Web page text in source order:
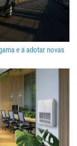
e a adotar novas